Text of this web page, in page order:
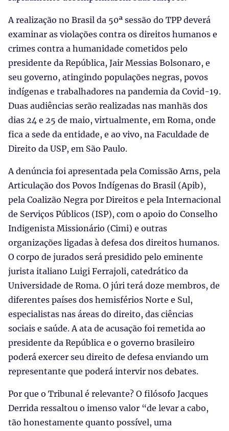
A realização no Brasil da 50ª sessão do TPP deverá
examinar as violações contra os direitos humanos e
crimes contra a humanidade cometidos pelo
presidente da República, Jair Messias Bolsonaro, e
seu governo, atingindo populações negras, povos
indígenas e trabalhadores na pandemia da Covid-19.
Duas audiências serão realizadas nas manhãs dos
dias 24 e 25 de maio, virtualmente, em Roma, onde
fica a sede da entidade, e ao vivo, na Faculdade de
Direito da USP, em São Paulo.
A denúncia foi apresentada pela Comissão Arns, pela
Articulação dos Povos Indígenas do Brasil (Apib),
pela Coalizão Negra por Direitos e pela Internacional
de Serviços Públicos (ISP), com o apoio do Conselho
Indigenista Missionário (Cimi) e outras
organizações ligadas à defesa dos direitos humanos.
O corpo de jurados será presidido pelo eminente
jurista italiano Luigi Ferrajoli, catedrático da
Universidade de Roma. O júri terá doze membros, de
diferentes países dos hemisférios Norte e Sul,
especialistas nas áreas do direito, das ciências
sociais e saúde. A ata de acusação foi remetida ao
presidente da República e o governo brasileiro
poderá exercer seu direito de defesa enviando um
representante que poderá intervir nos debates.
Por que o Tribunal é relevante? O filósofo Jacques
Derrida ressaltou o imenso valor “de levar a cabo,
tão honestamente quanto possível, uma